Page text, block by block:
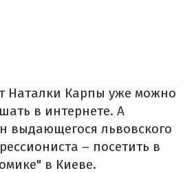
Наталки Карпы уже можно
в интернете. А
выдающегося львовского
– посетить в
в Киеве.